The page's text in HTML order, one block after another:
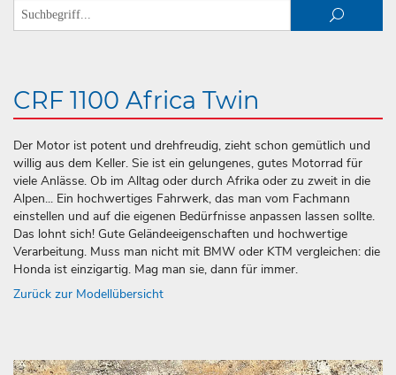
CRF 1100 Africa Twin
Der Motor ist potent und drehfreudig, zieht schon gemütlich und
willig aus dem Keller. Sie ist ein gelungenes, gutes Motorrad für
viele Anlässe. Ob im Alltag oder durch Afrika oder zu zweit in die
Alpen... Ein hochwertiges Fahrwerk, das man vom Fachmann
einstellen und auf die eigenen Bedürfnisse anpassen lassen sollte.
Das lohnt sich! Gute Geländeeigenschaften und hochwertige
Verarbeitung. Muss man nicht mit BMW oder KTM vergleichen: die
Honda ist einzigartig. Mag man sie, dann für immer.
Zurück zur Modellübersicht